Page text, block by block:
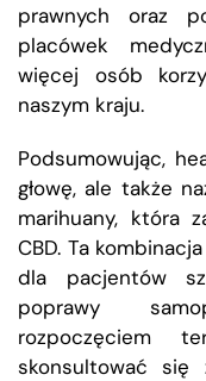
prawnych oraz
placówek
więcej osób
naszym kraju.
Podsumowując,
głowę, ale także
marihuany, która
CBD. Ta
dla pacjentów
poprawy
rozpoczęciem
skonsultować